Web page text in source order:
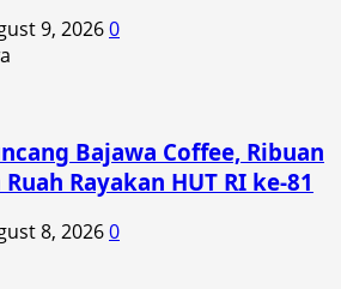
9, 20260
Bajawa Coffee, Ribuan
Rayakan HUT RI ke-81
8, 20260